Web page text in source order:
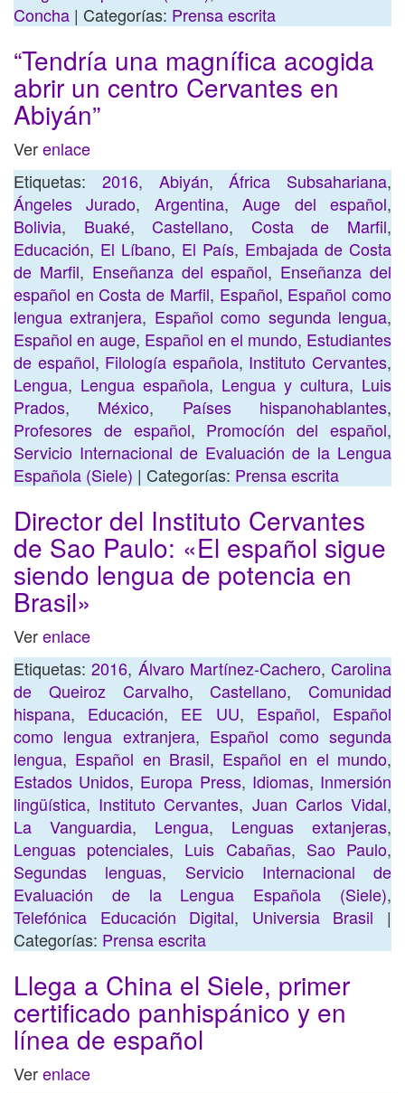
Concha | Categorías: Prensa escrita
“Tendría una magnífica acogida
abrir un centro Cervantes en
Abiyán”
Verenlace
Etiquetas: 2016, Abiyán,África Subsahariana,
Ángeles Jurado, Argentina,Auge del español,
Bolivia, Buaké,Castellano, Costa de Marfil,
Educación, El Líbano, El País, Embajada de Costa
de Marfil, Enseñanza del español, Enseñanza del
español en Costa de Marfil, Español, Español como
lengua extranjera, Español como segunda lengua,
Español en auge, Español en el mundo, Estudiantes
de español, Filología española, Instituto Cervantes,
Lengua, Lengua española, Lengua y cultura, Luis
Prados, México, Países hispanohablantes,
Profesores de español, Promocíón del español,
Servicio Internacional de Evaluación de la Lengua
Española (Siele) | Categorías: Prensa escrita
Director del Instituto Cervantes
de Sao Paulo: «El español sigue
siendo lengua de potencia en
Brasil»
Verenlace
Etiquetas:2016, Álvaro Martínez-Cachero, Carolina
de Queiroz Carvalho,Castellano, Comunidad
hispana, Educación, EE UU, Español, Español
como lengua extranjera, Español como segunda
lengua, Español en Brasil, Español en el mundo,
Estados Unidos, Europa Press, Idiomas, Inmersión
lingüística, Instituto Cervantes, Juan Carlos Vidal,
La Vanguardia, Lengua, Lenguas extanjeras,
Lenguas potenciales, Luis Cabañas, Sao Paulo,
Segundas lenguas, Servicio Internacional de
Evaluación de la Lengua Española (Siele),
Telefónica Educación Digital, Universia Brasil |
Categorías: Prensa escrita
Llega a China el Siele, primer
certificado panhispánico y en
línea de español
Verenlace